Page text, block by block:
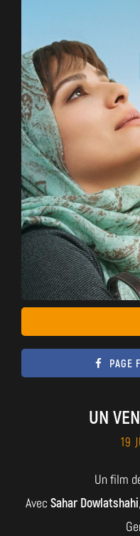
PAGE
UN
19
Un film
Avec Sahar Dowlatshahi,